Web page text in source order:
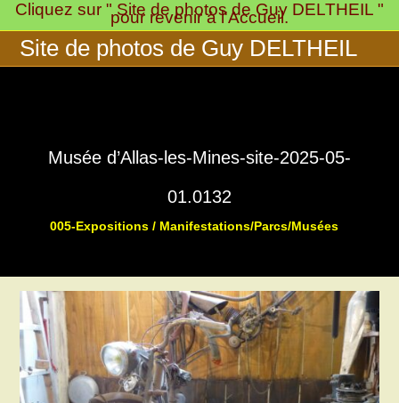
Skip
to
content
Cliquez sur " Site de photos de Guy DELTHEIL "
pour revenir à l'Accueil.
Site de photos de Guy DELTHEIL
Musée d’Allas-les-Mines-site-2025-05-
01.0132
005-Expositions / Manifestations/Parcs/Musées